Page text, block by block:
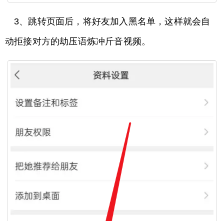
3、跳转页面后，将好友加入黑名单，这样就会自
动拒接对方的劫压语炼冲斤音视频。